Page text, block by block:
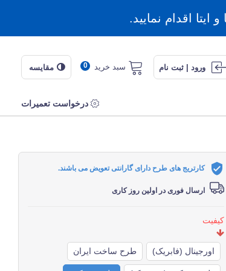
ایتا اقدام نمایید.
ورود | ثبت نام 0 سبد خرید مقایسه
درخواست تعمیرات
کارتریج های طرح دارای گارانتی تعویض می باشند.
ارسال فوری در اولین روز کاری
کیفیت
اورجینال (فابریک) طرح ساخت ایران